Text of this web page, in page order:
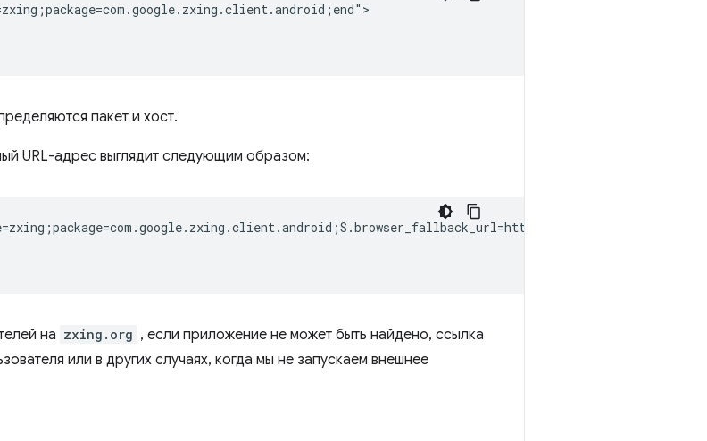
пакет и хост.
URL-адрес выглядит следующим образом:
на zxing.org , если приложение не может быть найдено, ссылка
или в других случаях, когда мы не запускаем внешнее